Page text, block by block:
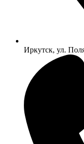
Иркутск, ул.